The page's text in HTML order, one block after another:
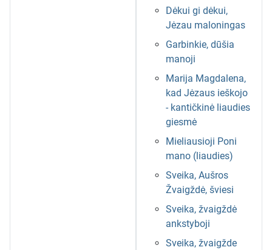
Dėkui gi dėkui,
Jėzau maloningas
Garbinkie, dūšia
manoji
Marija Magdalena,
kad Jėzaus ieškojo
- kantičkinė liaudies
giesmė
Mieliausioji Poni
mano (liaudies)
Sveika, Aušros
Žvaigždė, šviesi
Sveika, žvaigždė
ankstyboji
Sveika, žvaigžde